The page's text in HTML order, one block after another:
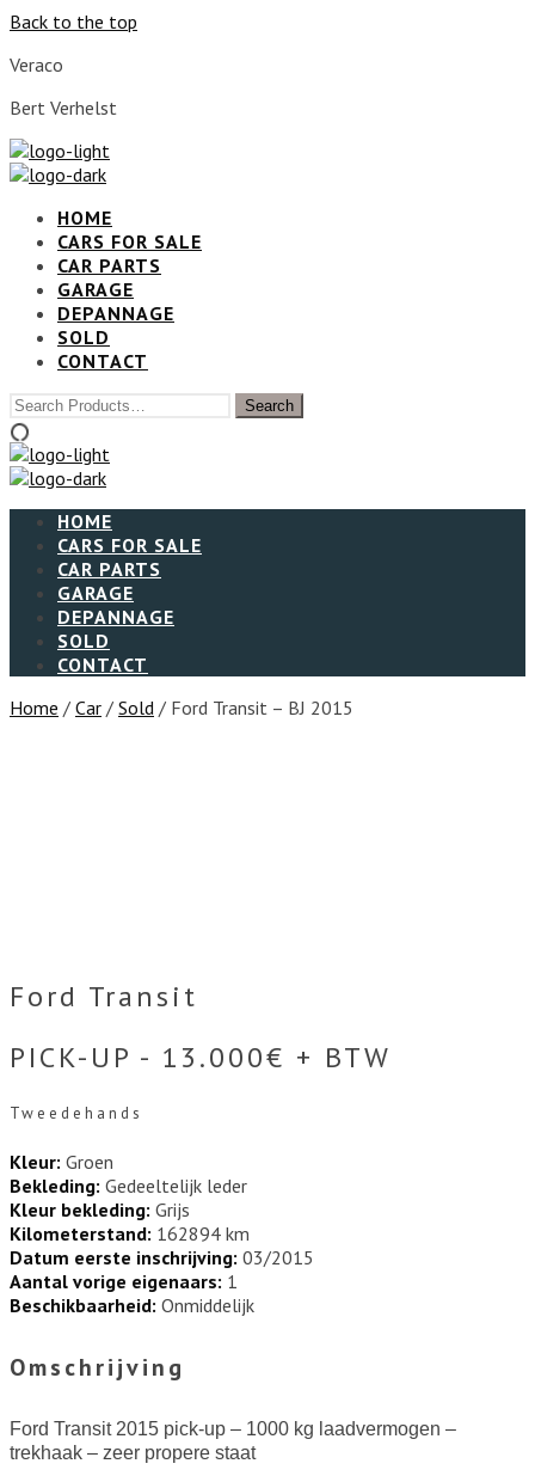
Back to the top
Veraco
Bert Verhelst
HOME
CARS FOR SALE
CAR PARTS
GARAGE
DEPANNAGE
SOLD
CONTACT
HOME
CARS FOR SALE
CAR PARTS
GARAGE
DEPANNAGE
SOLD
CONTACT
Home / Car / Sold / Ford Transit – BJ 2015
Ford Transit
PICK-UP - 13.000€ + BTW
Tweedehands
Kleur: Groen
Bekleding: Gedeeltelijk leder
Kleur bekleding: Grijs
Kilometerstand: 162894 km
Datum eerste inschrijving: 03/2015
Aantal vorige eigenaars: 1
Beschikbaarheid: Onmiddelijk
Omschrijving
Ford Transit 2015 pick-up – 1000 kg laadvermogen –
trekhaak – zeer propere staat